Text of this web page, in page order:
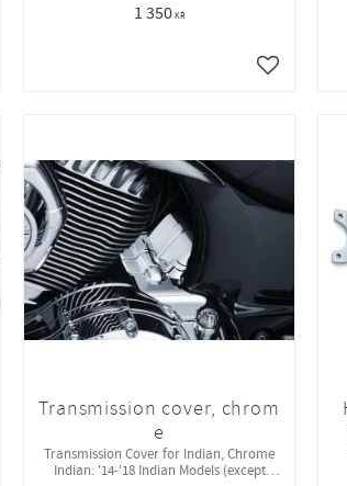
till i favoriter
1 350KR
Lägg till i
Transmission cover, chrom
e
Transmission Cover for Indian, Chrome
Indian: '14-'18 Indian Models (except